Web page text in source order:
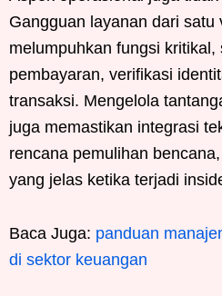
Gangguan layanan dari satu
melumpuhkan fungsi kritikal,
pembayaran, verifikasi
transaksi. Mengelola
juga memastikan integrasi
rencana pemulihan
yang jelas ketika terjadi
Baca Juga: panduan
di sektor keuangan